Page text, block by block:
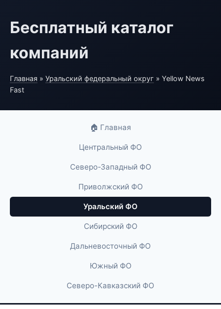
Бесплатный каталог
компаний
Главная » Уральский федеральный округ » Yellow News
Fast
🏠 Главная
Центральный ФО
Северо-Западный ФО
Приволжский ФО
Уральский ФО
Сибирский ФО
Дальневосточный ФО
Южный ФО
Северо-Кавказский ФО